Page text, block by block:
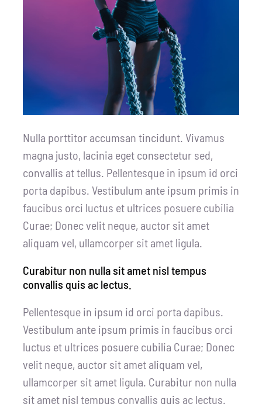
Nulla porttitor accumsan tincidunt. Vivamus
magna justo, lacinia eget consectetur sed,
convallis at tellus. Pellentesque in ipsum id orci
porta dapibus. Vestibulum ante ipsum primis in
faucibus orci luctus et ultrices posuere cubilia
Curae; Donec velit neque, auctor sit amet
aliquam vel, ullamcorper sit amet ligula.
Curabitur non nulla sit amet nisl tempus
convallis quis ac lectus.
Pellentesque in ipsum id orci porta dapibus.
Vestibulum ante ipsum primis in faucibus orci
luctus et ultrices posuere cubilia Curae; Donec
velit neque, auctor sit amet aliquam vel,
ullamcorper sit amet ligula. Curabitur non nulla
sit amet nisl tempus convallis quis ac lectus.